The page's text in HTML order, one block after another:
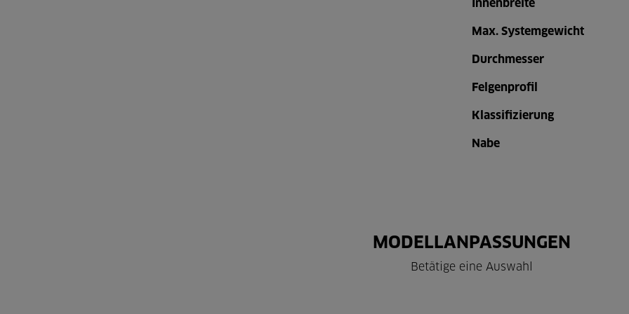
Innenbreite
Max. Systemgewicht
Durchmesser
Felgenprofil
Klassifizierung
Nabe
MODELLANPASSUNGEN
Betätige eine Auswahl